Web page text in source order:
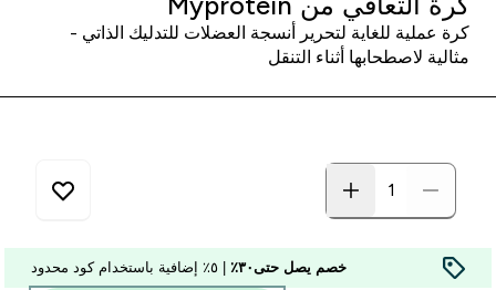
كرة عملية للغاية لتحرير أنسجة العضلات للتدليك الذاتي -
مثالية لاصطحابها أثناء التنقل
خصم يصل حتى٣٠٪